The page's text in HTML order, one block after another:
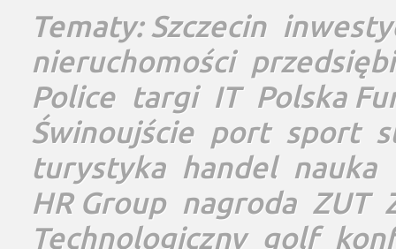
Tematy:Szczecin
nieruchomości
Police targi IT Polska
Świnoujście port sport
turystyka handel nauka
HR Group nagroda ZUT
Technologiczny golf